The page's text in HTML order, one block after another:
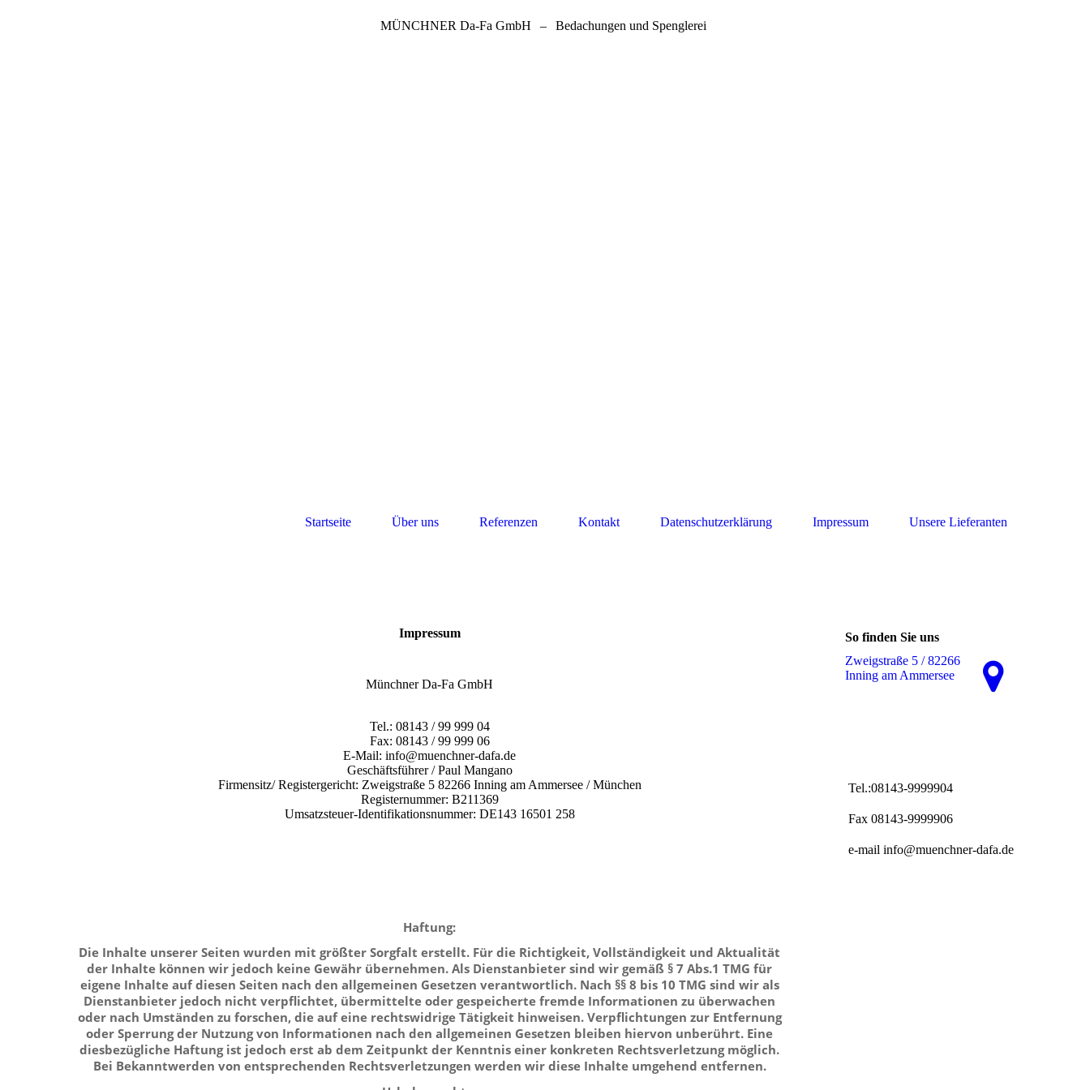
MÜNCHNER Da-Fa GmbH – Bedachungen und Spenglerei
Startseite Über uns Referenzen Kontakt Datenschutzerklärung Impressum Unsere Lieferanten
Impressum
Münchner Da-Fa GmbH
Tel.: 08143 / 99 999 04
Fax: 08143 / 99 999 06
E-Mail: info@muenchner-dafa.de
Geschäftsführer / Paul Mangano
Firmensitz/ Registergericht: Zweigstraße 5 82266 Inning am Ammersee / München
Registernummer: B211369
Umsatzsteuer-Identifikationsnummer: DE143 16501 258
Haftung:
Die Inhalte unserer Seiten wurden mit größter Sorgfalt erstellt. Für die Richtigkeit, Vollständigkeit und Aktualität
der Inhalte können wir jedoch keine Gewähr übernehmen. Als Dienstanbieter sind wir gemäß § 7 Abs.1 TMG für
eigene Inhalte auf diesen Seiten nach den allgemeinen Gesetzen verantwortlich. Nach §§ 8 bis 10 TMG sind wir als
Dienstanbieter jedoch nicht verpflichtet, übermittelte oder gespeicherte fremde Informationen zu überwachen
oder nach Umständen zu forschen, die auf eine rechtswidrige Tätigkeit hinweisen. Verpflichtungen zur Entfernung
oder Sperrung der Nutzung von Informationen nach den allgemeinen Gesetzen bleiben hiervon unberührt. Eine
diesbezügliche Haftung ist jedoch erst ab dem Zeitpunkt der Kenntnis einer konkreten Rechtsverletzung möglich.
Bei Bekanntwerden von entsprechenden Rechtsverletzungen werden wir diese Inhalte umgehend entfernen.
So finden Sie uns
Zweigstraße 5 / 82266
Inning am Ammersee
Tel.:08143-9999904
Fax 08143-9999906
e-mail info@muenchner-dafa.de